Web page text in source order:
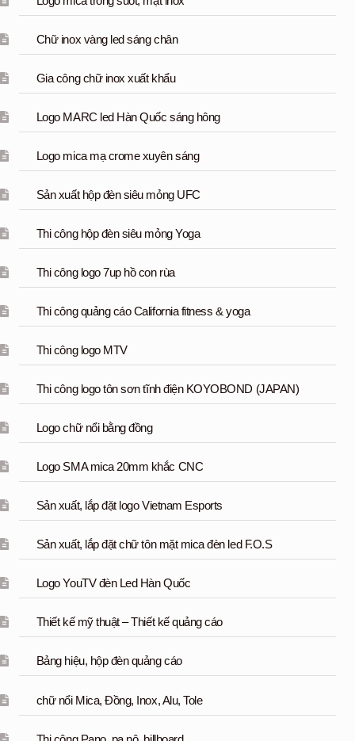
Chữ inox vàng led sáng chân
Gia công chữ inox xuất khẩu
Logo MARC led Hàn Quốc sáng hông
Logo mica mạ crome xuyên sáng
Sản xuất hộp đèn siêu mỏng UFC
Thi công hộp đèn siêu mỏng Yoga
Thi công logo 7up hồ con rùa
Thi công quảng cáo California fitness & yoga
Thi công logo MTV
Thi công logo tôn sơn tĩnh điện KOYOBOND (JAPAN)
Logo chữ nổi bằng đồng
Logo SMA mica 20mm khắc CNC
Sản xuất, lắp đặt logo Vietnam Esports
Sản xuất, lắp đặt chữ tôn mặt mica đèn led F.O.S
Logo YouTV đèn Led Hàn Quốc
Thiết kế mỹ thuật – Thiết kế quảng cáo
Bảng hiệu, hộp đèn quảng cáo
chữ nổi Mica, Đồng, Inox, Alu, Tole